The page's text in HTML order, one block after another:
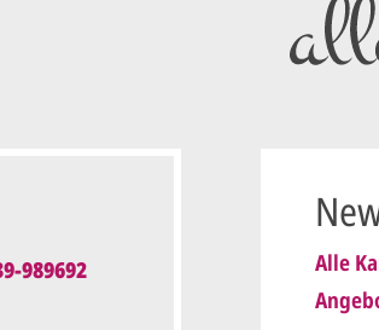
zur Kenntnis genommen und
989692
Alle